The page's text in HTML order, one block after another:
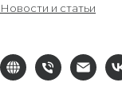
Новости и статьи